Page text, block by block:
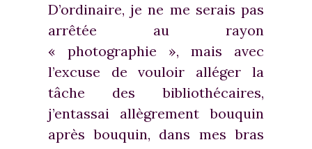
D’ordinaire, je ne me serais pas
arrêtée au rayon
« photographie », mais avec
l’excuse de vouloir alléger la
tâche des bibliothécaires,
j’entassai allègrement bouquin
après bouquin, dans mes bras